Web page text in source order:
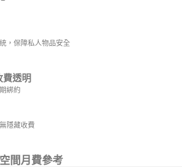
，保障私人物品安全
費透明
綁約
隱藏收費
間月費參考